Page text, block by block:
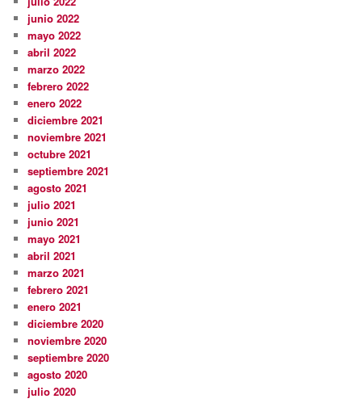
junio 2022
mayo 2022
abril 2022
marzo 2022
febrero 2022
enero 2022
diciembre 2021
noviembre 2021
octubre 2021
septiembre 2021
agosto 2021
julio 2021
junio 2021
mayo 2021
abril 2021
marzo 2021
febrero 2021
enero 2021
diciembre 2020
noviembre 2020
septiembre 2020
agosto 2020
julio 2020